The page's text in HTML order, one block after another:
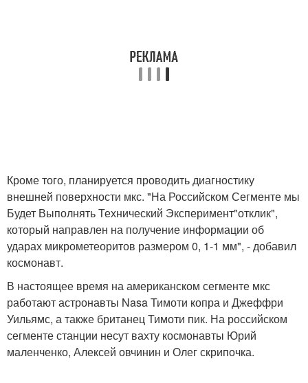
Кроме того, планируется проводить диагностику
внешней поверхности мкс. "На Российском Сегменте мы
Будет Выполнять Технический Эксперимент"отклик",
который направлен на получение информации об
ударах микрометеоритов размером 0, 1-1 мм", - добавил
космонавт.
В настоящее время на американском сегменте мкс
работают астронавты Nasa Тимоти копра и Джеффри
Уильямс, а также британец Тимоти пик. На российском
сегменте станции несут вахту космонавты Юрий
маленченко, Алексей овчинин и Олег скрипочка.